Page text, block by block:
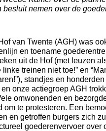
nemen over de
van Twente (AGH) was
en toename
uit de Hof (met leuzen
treinen niet toe!” en
standjes en
onze actiegroep AGH
omwonenden en
om te protesteren. Een
en getroffen burgers zich
goederenvervoer over